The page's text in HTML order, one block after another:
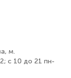
м.
с 10 до 21 пн-